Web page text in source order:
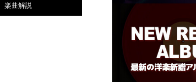
楽曲解説